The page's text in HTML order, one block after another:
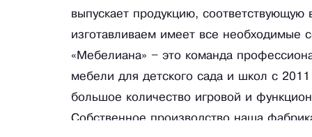
выпускает продукцию,
изготавливаем имеет все
«Мебелиана» – это команда
мебели для детского сада и школ с
большое количество игровой и
Собственное производство наша